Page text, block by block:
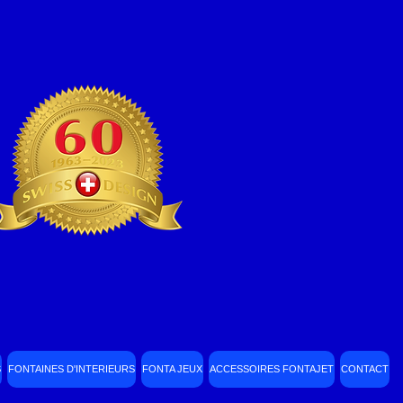
FONTAINES D'INTERIEURS FONTA JEUX ACCESSOIRES FONTAJET CONTACT